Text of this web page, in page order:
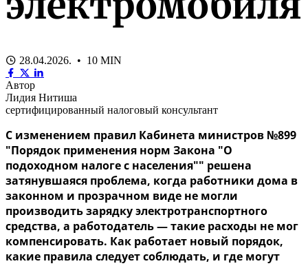
28.04.2026. • 10 MIN
Автор
Лидия Нитиша
сертифицированный налоговый консультант
С изменением правил Кабинета министров №899
"Порядок применения норм Закона "О
подоходном налоге с населения"" решена
затянувшаяся проблема, когда работники дома в
законном и прозрачном виде не могли
производить зарядку электротранспортного
средства, а работодатель — такие расходы не мог
компенсировать. Как работает новый порядок,
какие правила следует соблюдать, и где могут